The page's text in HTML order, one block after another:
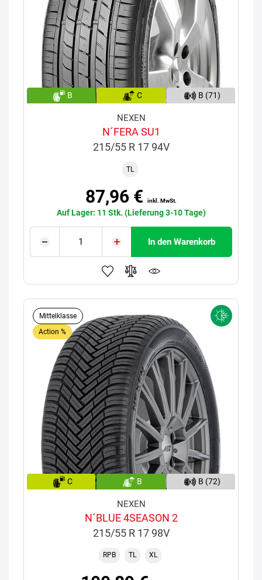
B C B (71)
NEXEN
N´FERA SU1
215/55 R 17 94V
TL
87,96 € inkl. MwSt.
Auf Lager: 11 Stk. (Lieferung 3-10 Tage)
In den Warenkorb
Mittelklasse
Action %
C B B (72)
NEXEN
N´BLUE 4SEASON 2
215/55 R 17 98V
RPB TL XL